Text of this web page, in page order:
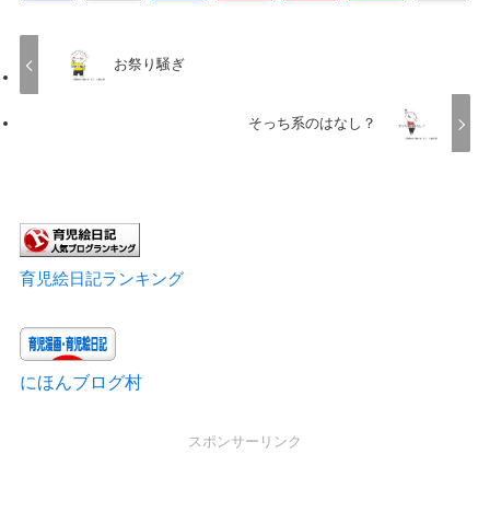
お祭り騒ぎ
そっち系のはなし？
育児絵日記ランキング
にほんブログ村
スポンサーリンク